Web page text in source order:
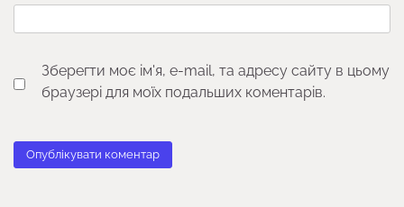
Зберегти моє ім'я, e-mail, та адресу сайту в цьому
браузері для моїх подальших коментарів.